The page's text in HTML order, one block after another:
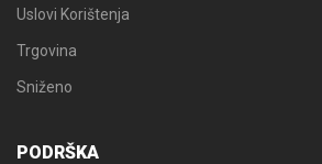
Uslovi Korištenja
Trgovina
Sniženo
PODRŠKA